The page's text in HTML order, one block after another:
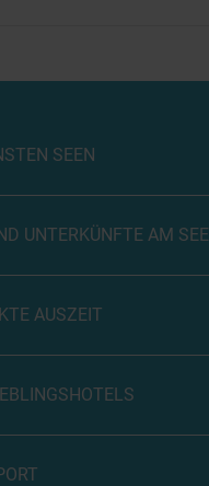
SEEN
UNTERKÜNFTE AM SEE
AUSZEIT